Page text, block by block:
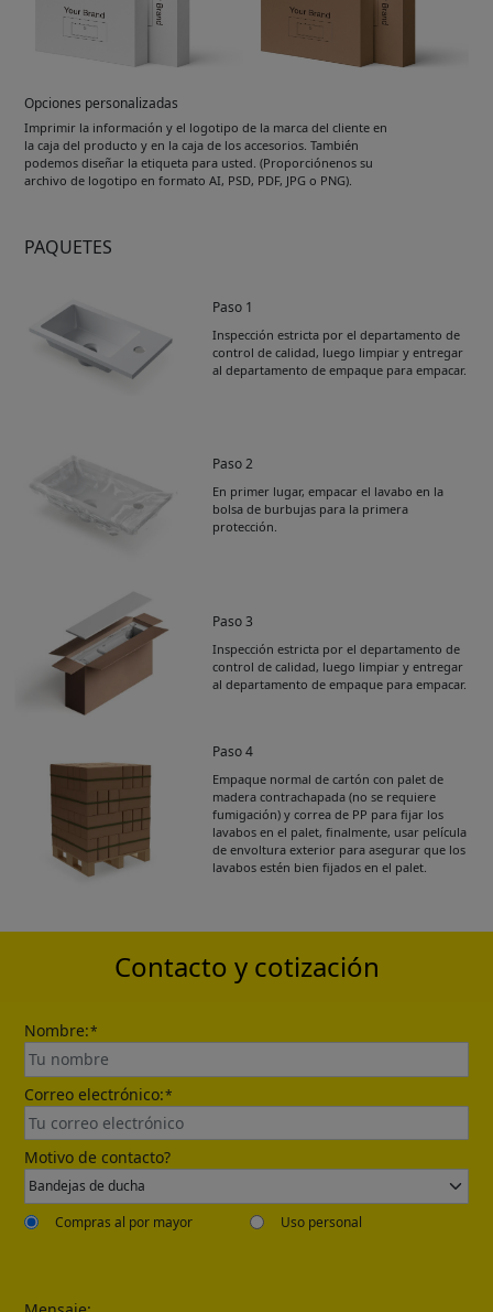
Opciones personalizadas
Imprimir la información y el logotipo de la marca del cliente en
la caja del producto y en la caja de los accesorios. También
podemos diseñar la etiqueta para usted. (Proporciónenos su
archivo de logotipo en formato AI, PSD, PDF, JPG o PNG).
PAQUETES
Paso 1
Inspección estricta por el departamento de
control de calidad, luego limpiar y entregar
al departamento de empaque para empacar.
Paso 2
En primer lugar, empacar el lavabo en la
bolsa de burbujas para la primera
protección.
Paso 3
Inspección estricta por el departamento de
control de calidad, luego limpiar y entregar
al departamento de empaque para empacar.
Paso 4
Empaque normal de cartón con palet de
madera contrachapada (no se requiere
fumigación) y correa de PP para fijar los
lavabos en el palet, finalmente, usar película
de envoltura exterior para asegurar que los
lavabos estén bien fijados en el palet.
Get Catalogue
Please leave your contact information,the
Send
Contacto y cotización
Nombre:*
Correo electrónico:*
Motivo de contacto?
Compras al por mayor Uso personal